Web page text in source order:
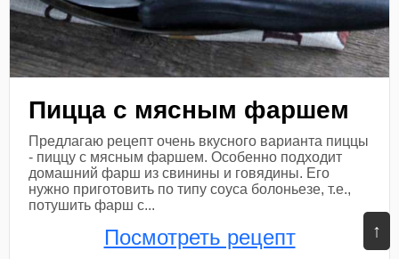
↑
Пицца с мясным фаршем
Предлагаю рецепт очень вкусного варианта пиццы
- пиццу с мясным фаршем. Особенно подходит
домашний фарш из свинины и говядины. Его
нужно приготовить по типу соуса болоньезе, т.е.,
потушить фарш с...
Посмотреть рецепт